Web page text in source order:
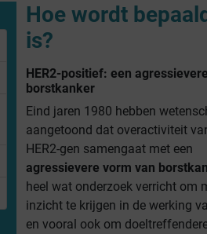
Hoe wordt
is?
HER2-positief: een
borstkanker
Eind jaren 1980 hebben
aangetoond dat overactiviteit
HER2-gen samengaat met een
agressievere vorm van
heel wat onderzoek verricht om
inzicht te krijgen in de werking
en vooral ook om